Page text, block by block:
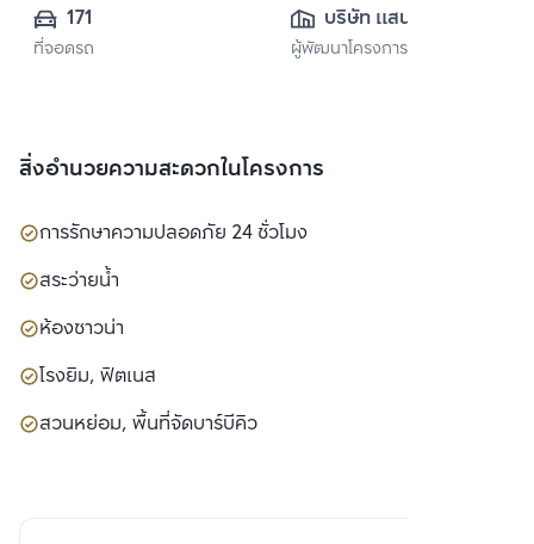
171
ที่จอดรถ
บริษัท แสนสิริ
จำกัด (มหาชน)
ผู้พัฒนาโครงการ
สิ่งอำนวยความสะดวกในโครงการ
การรักษาความปลอดภัย 24 ชั่วโมง
สระว่ายน้ำ
ห้องซาวน่า
โรงยิม, ฟิตเนส
สวนหย่อม, พื้นที่จัดบาร์บีคิว